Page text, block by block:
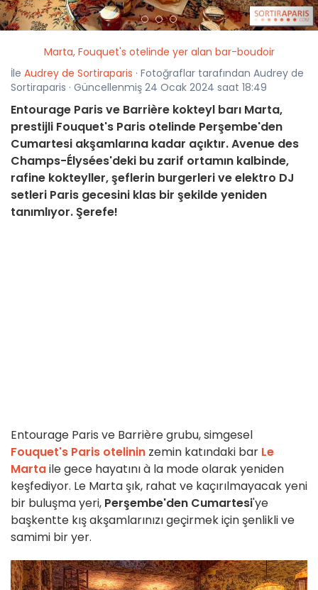
Marta, Fouquet's otelinde yer alan bar-boudoir
İle Audrey de Sortiraparis · Fotoğraflar tarafından Audrey de
Sortiraparis · Güncellenmiş 24 Ocak 2024 saat 18:49
Entourage Paris ve Barrière kokteyl barı Marta,
prestijli Fouquet's Paris otelinde Perşembe'den
Cumartesi akşamlarına kadar açıktır. Avenue des
Champs-Élysées'deki bu zarif ortamın kalbinde,
rafine kokteyller, şeflerin burgerleri ve elektro DJ
setleri Paris gecesini klas bir şekilde yeniden
tanımlıyor. Şerefe!
Entourage Paris ve Barrière grubu, simgesel
Fouquet's Paris otelinin zemin katındaki bar Le
Martaile gece hayatını à la mode olarak yeniden
keşfediyor. Le Marta şık, rahat ve kaçırılmayacak yeni
bir buluşma yeri, Perşembe'den Cumartesi'ye
başkentte kış akşamlarınızı geçirmek için şenlikli ve
samimi bir yer.